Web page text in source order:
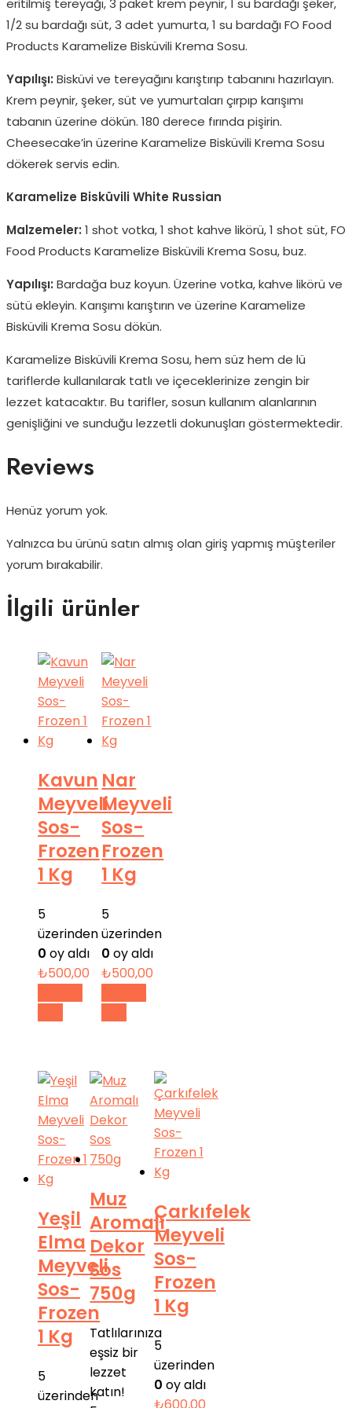
eritilmiş tereyağı, 3 paket krem peynir, 1 su bardağı şeker,
1/2 su bardağı süt, 3 adet yumurta, 1 su bardağı FO Food
Products Karamelize Bisküvili Krema Sosu.
Yapılışı: Bisküvi ve tereyağını karıştırıp tabanını hazırlayın.
Krem peynir, şeker, süt ve yumurtaları çırpıp karışımı
tabanın üzerine dökün. 180 derece fırında pişirin.
Cheesecake’in üzerine Karamelize Bisküvili Krema Sosu
dökerek servis edin.
Karamelize Bisküvili White Russian
Malzemeler: 1 shot votka, 1 shot kahve likörü, 1 shot süt, FO
Food Products Karamelize Bisküvili Krema Sosu, buz.
Yapılışı: Bardağa buz koyun. Üzerine votka, kahve likörü ve
sütü ekleyin. Karışımı karıştırın ve üzerine Karamelize
Bisküvili Krema Sosu dökün.
Karamelize Bisküvili Krema Sosu, hem süz hem de lü
tariflerde kullanılarak tatlı ve içeceklerinize zengin bir
lezzet katacaktır. Bu tarifler, sosun kullanım alanlarının
genişliğini ve sunduğu lezzetli dokunuşları göstermektedir.
Reviews
Henüz yorum yok.
Yalnızca bu ürünü satın almış olan giriş yapmış müşteriler
yorum bırakabilir.
İlgili ürünler
Kavun
Meyveli
Sos-
Frozen
1 Kg
5
üzerinden
0 oy aldı
₺500,00
Nar
Meyveli
Sos-
Frozen
1 Kg
5
üzerinden
0 oy aldı
₺500,00
Yeşil
Elma
Meyveli
Sos-
Frozen
1 Kg
5
üzerinden
Muz
Aromalı
Dekor
Sos
750g
Tatlılarınıza
eşsiz bir
lezzet
katın!
Çarkıfelek
Meyveli
Sos-
Frozen
1 Kg
5
üzerinden
0 oy aldı
₺600,00